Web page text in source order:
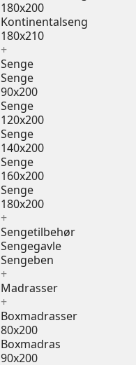
180x200
Kontinentalseng
180x210
+
Senge
Senge
90x200
Senge
120x200
Senge
140x200
Senge
160x200
Senge
180x200
+
Sengetilbehør
Sengegavle
Sengeben
+
Madrasser
+
Boxmadrasser
80x200
Boxmadras
90x200